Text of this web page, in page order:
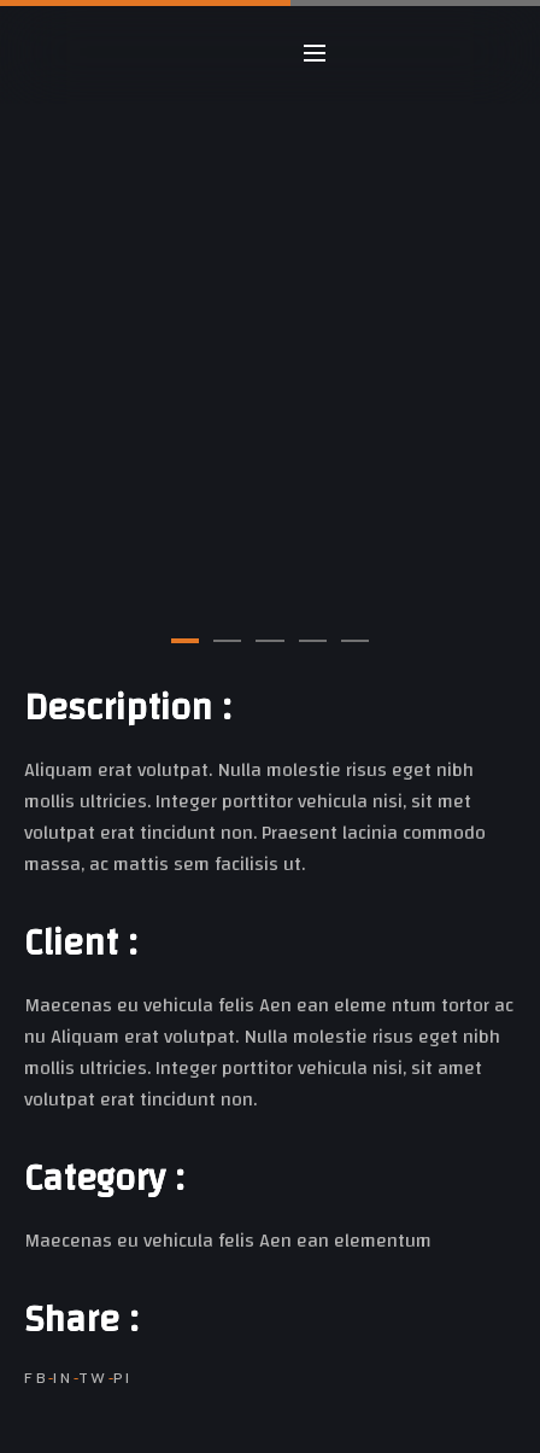
Description:
Aliquam erat volutpat. Nulla molestie risus eget nibh
mollis ultricies. Integer porttitor vehicula nisi, sit met
volutpat erat tincidunt non. Praesent lacinia commodo
massa, ac mattis sem facilisis ut.
Client:
Maecenas eu vehicula felis Aen ean eleme ntum tortor ac
nu Aliquam erat volutpat. Nulla molestie risus eget nibh
mollis ultricies. Integer porttitor vehicula nisi, sit amet
volutpat erat tincidunt non.
Category:
Maecenas eu vehicula felis Aen ean elementum
Share:
FB IN TW PI